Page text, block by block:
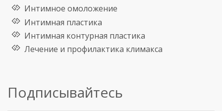
Интимное омоложение
Интимная пластика
Интимная контурная пластика
Лечение и профилактика климакса
Подписывайтесь